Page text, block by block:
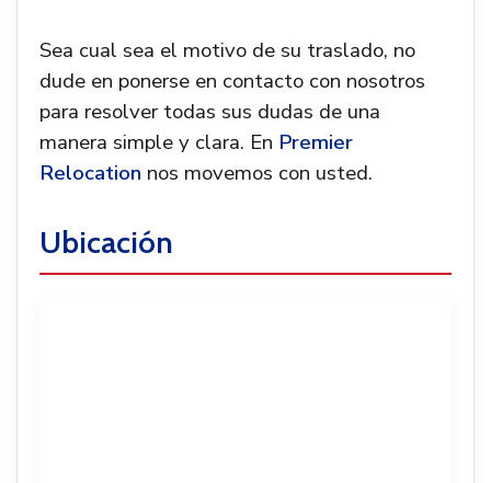
Sea cual sea el motivo de su traslado, no
dude en ponerse en contacto con nosotros
para resolver todas sus dudas de una
manera simple y clara. En Premier
Relocation nos movemos con usted.
Ubicación